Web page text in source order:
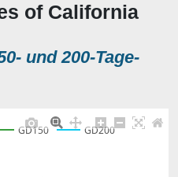
of California
und 200-Tage-
GD150 GD200